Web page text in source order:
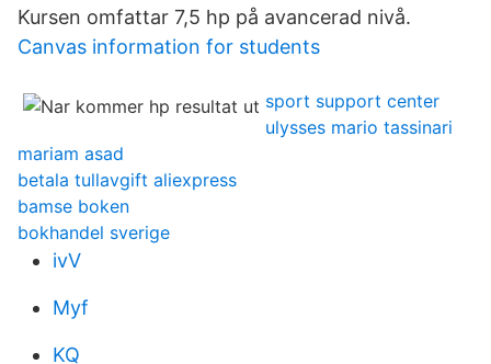
Kursen omfattar 7,5 hp på avancerad nivå.
Canvas information for students
sport support center
ulysses mario tassinari
mariam asad
betala tullavgift aliexpress
bamse boken
bokhandel sverige
ivV
Myf
KQ